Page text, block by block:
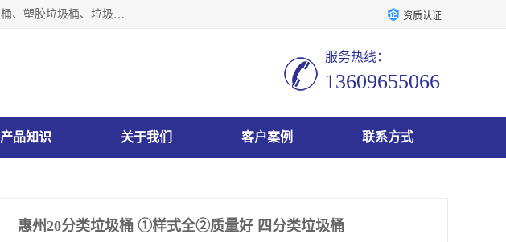
肇庆市汇嘉塑胶制品有限公司是一家塑胶垃圾桶生产厂家，本厂主营：塑料托盘、塑料筐厂家、户外垃圾桶、塑胶垃圾桶、垃圾桶等产品，深受广大客户的欢迎。公司拥有一支勇于、善于集思广益的生产队伍，实力雄厚的技术力量，一贯奉行“以人为本”的管理和服务理念。 资质认证
服务热线：
13609655066
产品知识 关于我们 客户案例 联系方式
惠州20分类垃圾桶 ①样式全②质量好 四分类垃圾桶